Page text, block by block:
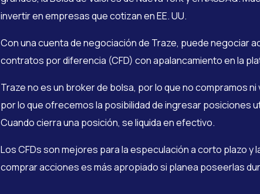
invertir en empresas que cotizan en EE. UU.
Con una cuenta de negociación de Traze, puede negociar
contratos por diferencia (CFD) con apalancamiento en la
Traze no es un broker de bolsa, por lo que no compramos
por lo que ofrecemos la posibilidad de ingresar posiciones
Cuando cierra una posición, se liquida en efectivo.
Los CFDs son mejores para la especulación a corto plazo
comprar acciones es más apropiado si planea poseerlas